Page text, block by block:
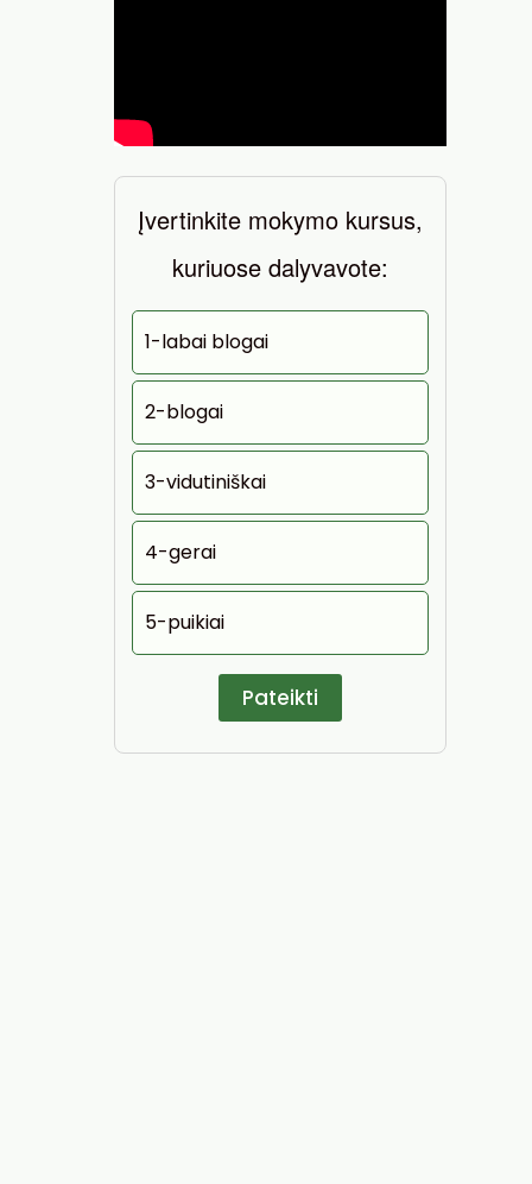
Įvertinkite mokymo kursus,
kuriuose dalyvavote:
1-labai blogai
2-blogai
3-vidutiniškai
4-gerai
5-puikiai